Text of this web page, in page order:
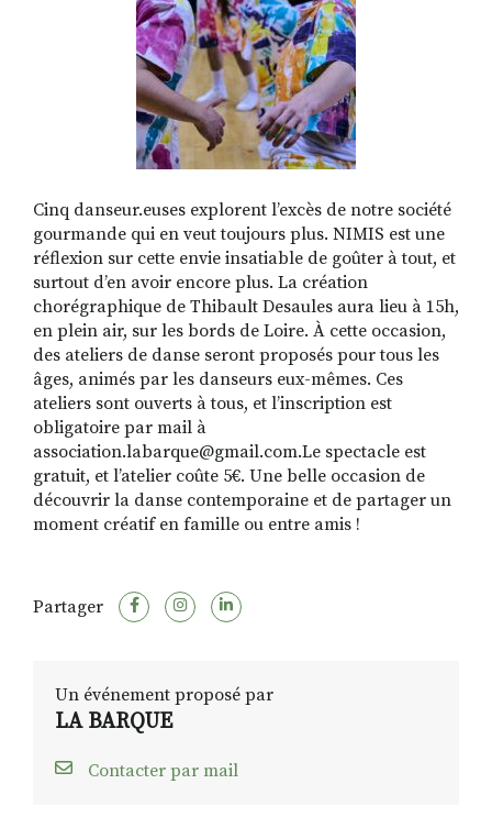
Cinq danseur.euses explorent l’excès de notre société
gourmande qui en veut toujours plus. NIMIS est une
réflexion sur cette envie insatiable de goûter à tout, et
surtout d’en avoir encore plus. La création
chorégraphique de Thibault Desaules aura lieu à 15h,
en plein air, sur les bords de Loire. À cette occasion,
des ateliers de danse seront proposés pour tous les
âges, animés par les danseurs eux-mêmes. Ces
ateliers sont ouverts à tous, et l’inscription est
obligatoire par mail à
association.labarque@gmail.com.Le spectacle est
gratuit, et l’atelier coûte 5€. Une belle occasion de
découvrir la danse contemporaine et de partager un
moment créatif en famille ou entre amis !
Partager
Un événement proposé par
LA BARQUE
Contacter par mail